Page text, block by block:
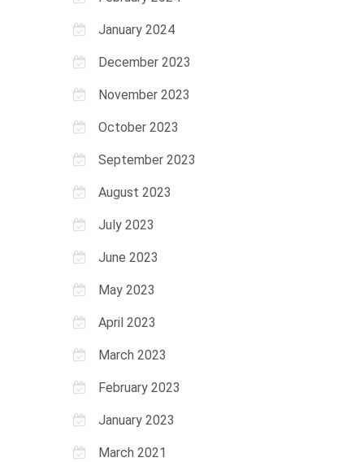
January 2024
December 2023
November 2023
October 2023
September 2023
August 2023
July 2023
June 2023
May 2023
April 2023
March 2023
February 2023
January 2023
March 2021